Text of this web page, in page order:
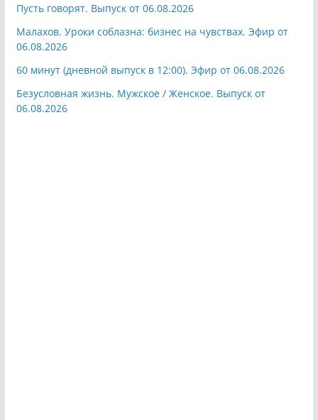
Пусть говорят. Выпуск от 06.08.2026
Малахов. Уроки соблазна: бизнес на чувствах. Эфир от
06.08.2026
60 минут (дневной выпуск в 12:00). Эфир от 06.08.2026
Безусловная жизнь. Мужское / Женское. Выпуск от
06.08.2026